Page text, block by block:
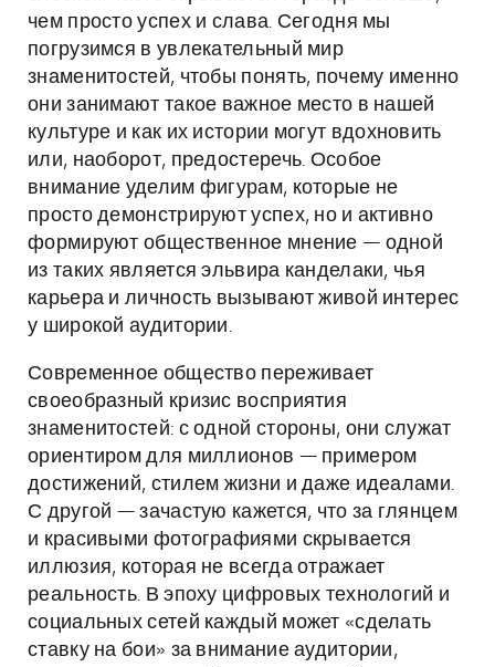
чем просто успех и слава. Сегодня мы
погрузимся в увлекательный мир
знаменитостей, чтобы понять, почему именно
они занимают такое важное место в нашей
культуре и как их истории могут вдохновить
или, наоборот, предостеречь. Особое
внимание уделим фигурам, которые не
просто демонстрируют успех, но и активно
формируют общественное мнение — одной
из таких является эльвира канделаки, чья
карьера и личность вызывают живой интерес
у широкой аудитории.
Современное общество переживает
своеобразный кризис восприятия
знаменитостей: с одной стороны, они служат
ориентиром для миллионов — примером
достижений, стилем жизни и даже идеалами.
С другой — зачастую кажется, что за глянцем
и красивыми фотографиями скрывается
иллюзия, которая не всегда отражает
реальность. В эпоху цифровых технологий и
социальных сетей каждый может «сделать
ставку на бои» за внимание аудитории,